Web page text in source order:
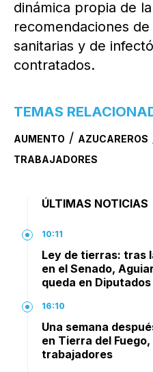
dinámica propia de
recomendaciones
sanitarias y de
contratados.
TEMAS
AUMENTO / AZUCAREROS
TRABAJADORES
ÚLTIMAS NOTICIAS
10:11
Ley de tierras: tras
en el Senado,
queda en Diputados
16:10
Una semana
en Tierra del
trabajadores